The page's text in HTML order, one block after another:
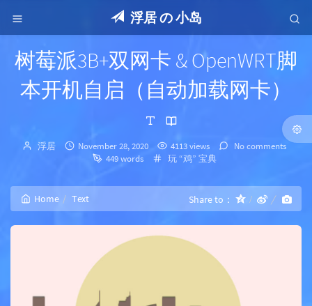
浮居 の 小岛
树莓派3B+双网卡 & OpenWRT脚
本开机自启（自动加载网卡）
Author：
浮居
发
November 28, 2020 4113 views
No comments
449 words
Categories：
玩 “鸡” 宝典
Home Text Share to：